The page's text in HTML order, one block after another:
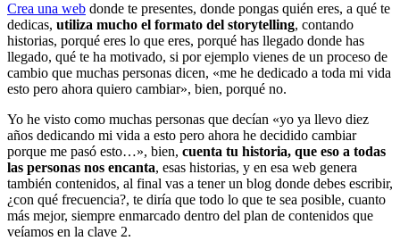
Crea una web donde te presentes, donde pongas quién eres, a qué te
dedicas, utiliza mucho el formato del storytelling, contando
historias, porqué eres lo que eres, porqué has llegado donde has
llegado, qué te ha motivado, si por ejemplo vienes de un proceso de
cambio que muchas personas dicen, «me he dedicado a toda mi vida
esto pero ahora quiero cambiar», bien, porqué no.
Yo he visto como muchas personas que decían «yo ya llevo diez
años dedicando mi vida a esto pero ahora he decidido cambiar
porque me pasó esto…», bien, cuenta tu historia, que eso a todas
las personas nos encanta, esas historias, y en esa web genera
también contenidos, al final vas a tener un blog donde debes escribir,
¿con qué frecuencia?, te diría que todo lo que te sea posible, cuanto
más mejor, siempre enmarcado dentro del plan de contenidos que
veíamos en la clave 2.